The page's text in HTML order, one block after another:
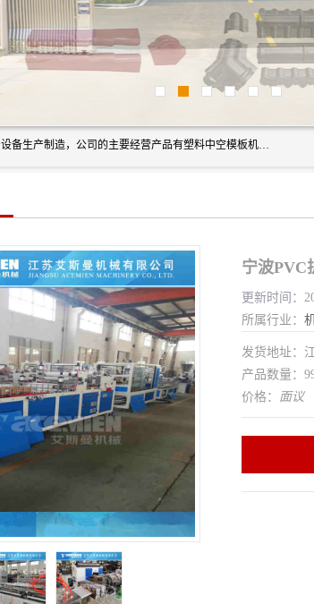
艾斯曼(张家港)技术工程设备有限公司是一家以新型建材生产设备生产制造，公司的主要经营产品有塑料中空模板机器、PET片材设备、可降解餐盒设备、树脂瓦设备、管材生产线、琉璃瓦设备等，艾斯曼机械在国内及国外享有较高盛誉拥有众多长期合作的老客户。
宁波PVC
更新时间：
所属行业：
发货地址：
产品数量：
价格： 面议